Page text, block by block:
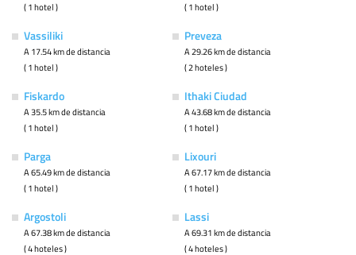
( 1 hotel )
( 1 hotel )
Vassiliki
A 17.54 km de distancia
( 1 hotel )
Preveza
A 29.26 km de distancia
( 2 hoteles )
Fiskardo
A 35.5 km de distancia
( 1 hotel )
Ithaki Ciudad
A 43.68 km de distancia
( 1 hotel )
Parga
A 65.49 km de distancia
( 1 hotel )
Lixouri
A 67.17 km de distancia
( 1 hotel )
Argostoli
A 67.38 km de distancia
( 4 hoteles )
Lassi
A 69.31 km de distancia
( 4 hoteles )